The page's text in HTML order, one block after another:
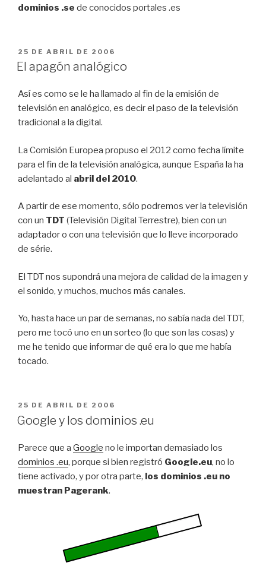
dominios .se de conocidos portales .es
PUBLICADO
EL
25 DE ABRIL DE 2006
El apagón analógico
Así es como se le ha llamado al fin de la emisión de
televisión en analógico, es decir el paso de la televisión
tradicional a la digital.
La Comisión Europea propuso el 2012 como fecha límite
para el fin de la televisión analógica, aunque España la ha
adelantado al abril del 2010.
A partir de ese momento, sólo podremos ver la televisión
con un TDT (Televisión Digital Terrestre), bien con un
adaptador o con una televisión que lo lleve incorporado
de série.
El TDT nos supondrá una mejora de calidad de la imagen y
el sonido, y muchos, muchos más canales.
Yo, hasta hace un par de semanas, no sabía nada del TDT,
pero me tocó uno en un sorteo (lo que son las cosas) y
me he tenido que informar de qué era lo que me había
tocado.
PUBLICADO
EL
25 DE ABRIL DE 2006
Google y los dominios .eu
Parece que a Google no le importan demasiado los
dominios .eu, porque si bien registró Google.eu, no lo
tiene activado, y por otra parte, los dominios .eu no
muestran Pagerank.